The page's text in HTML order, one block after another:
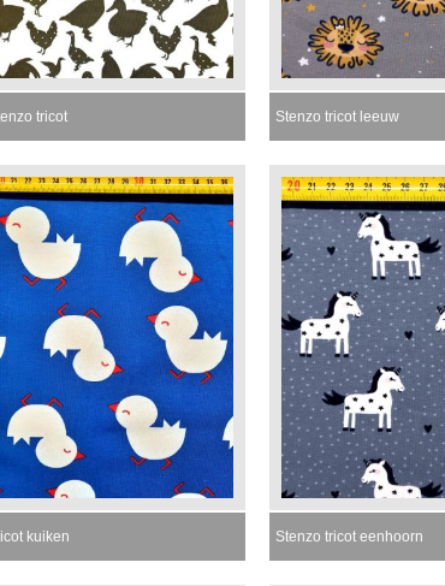
tricot Stenzo tricot leeuw
kuiken Stenzo tricot eenhoorn